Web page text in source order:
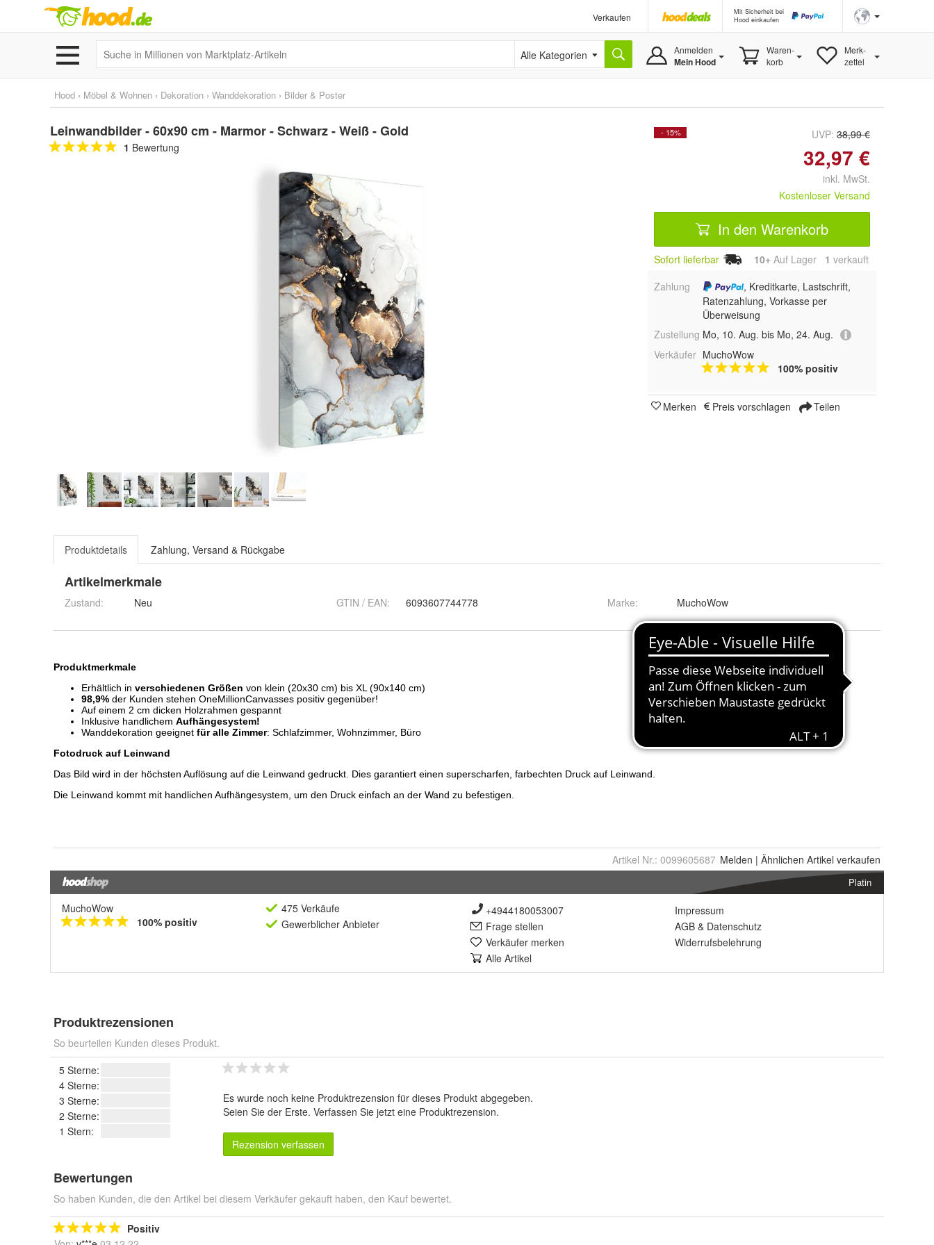
Verkaufen
Mit Sicherheit bei
Hood einkaufen
Alle Kategorien Anmelden
Mein Hood
Waren-
korb
Merk-
zettel
Hood › Möbel & Wohnen › Dekoration › Wanddekoration › Bilder & Poster
Leinwandbilder - 60x90 cm - Marmor - Schwarz - Weiß - Gold
1 Bewertung
- 15% UVP: 38,99 €
32,97 €
inkl. MwSt.
Kostenloser Versand
In den Warenkorb
Sofort lieferbar 10+ Auf Lager 1 verkauft
Zahlung
, Kreditkarte, Lastschrift,
Ratenzahlung, Vorkasse per
Überweisung
Zustellung Mo, 10. Aug. bis Mo, 24. Aug.
Verkäufer MuchoWow
100% positiv
Merken Preis vorschlagen Teilen
Produktdetails Zahlung, Versand & Rückgabe
Artikelmerkmale
Zustand: Neu GTIN / EAN: 6093607744778 Marke: MuchoWow
Artikel Nr.: 0099605687 Melden | Ähnlichen Artikel verkaufen
Platin
MuchoWow
100% positiv
475 Verkäufe
Gewerblicher Anbieter
+4944180053007
Frage stellen
Verkäufer merken
Alle Artikel
Impressum
AGB & Datenschutz
Widerrufsbelehrung
Produktrezensionen
So beurteilen Kunden dieses Produkt.
5 Sterne:
4 Sterne:
3 Sterne:
2 Sterne:
1 Stern:
Es wurde noch keine Produktrezension für dieses Produkt abgegeben.
Seien Sie der Erste. Verfassen Sie jetzt eine Produktrezension.
Rezension verfassen
Bewertungen
So haben Kunden, die den Artikel bei diesem Verkäufer gekauft haben, den Kauf bewertet.
Positiv